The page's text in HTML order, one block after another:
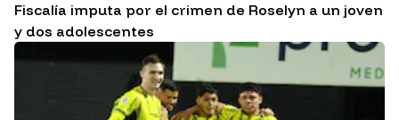
Fiscalía imputa por el crimen de Roselyn a un joven
y dos adolescentes